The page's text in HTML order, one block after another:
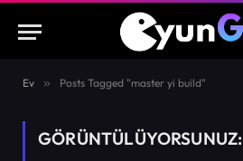
Ev » Posts Tagged "master yi build"
GÖRÜNTÜLÜYORSUNUZ: